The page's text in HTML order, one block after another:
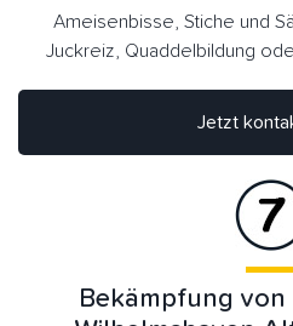
Jetzt
Ameisenbisse, Stiche und
Juckreiz, Quaddelbildung
Bekämpfung von